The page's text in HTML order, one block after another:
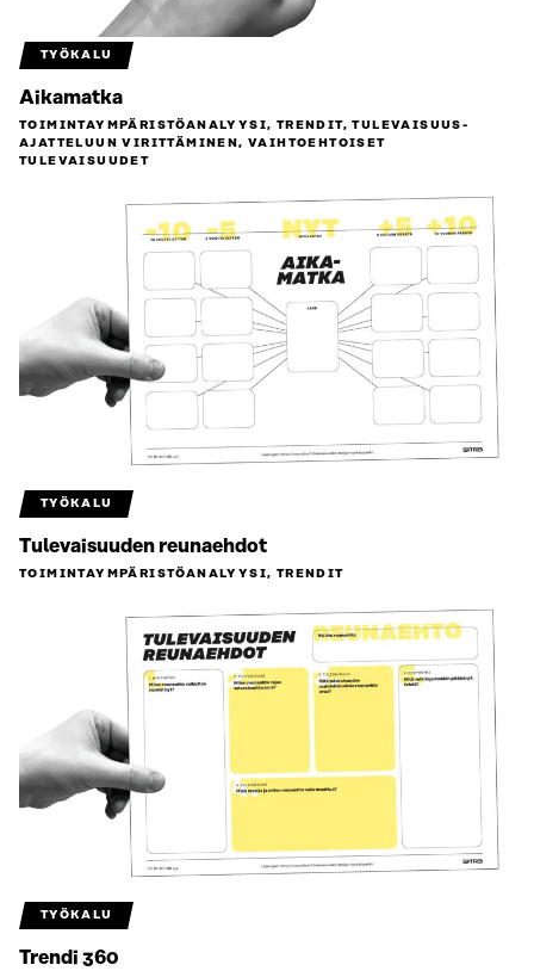
TYÖKALU
Aikamatka
TOIMINTAYMPÄRISTÖ­ANALYYSI, TRENDIT, TULEVAISUUS­
AJATTELUUN VIRITTÄMINEN, VAIHTOEHTOISET
TULEVAISUUDET
TYÖKALU
Tulevaisuuden reunaehdot
TOIMINTAYMPÄRISTÖ­ANALYYSI, TRENDIT
TYÖKALU
Trendi 360